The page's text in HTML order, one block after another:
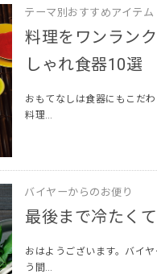
料理をワンラン
しゃれ食器10選
おもてなしは食器にもこだ
料理…
テーマ別おすすめアイテム
最後まで冷たく
おはようございます。バイ
う間…
バイヤーからのお便り